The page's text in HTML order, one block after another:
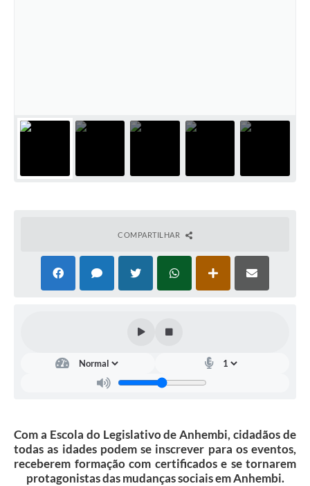
COMPARTILHAR
Com a Escola do Legislativo de Anhembi, cidadãos de
todas as idades podem se inscrever para os eventos,
receberem formação com certificados e se tornarem
protagonistas das mudanças sociais em Anhembi.